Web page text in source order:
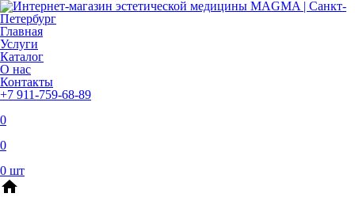
Главная
Услуги
Каталог
О нас
Контакты
+7 911-759-68-89
0
0
0 шт
home